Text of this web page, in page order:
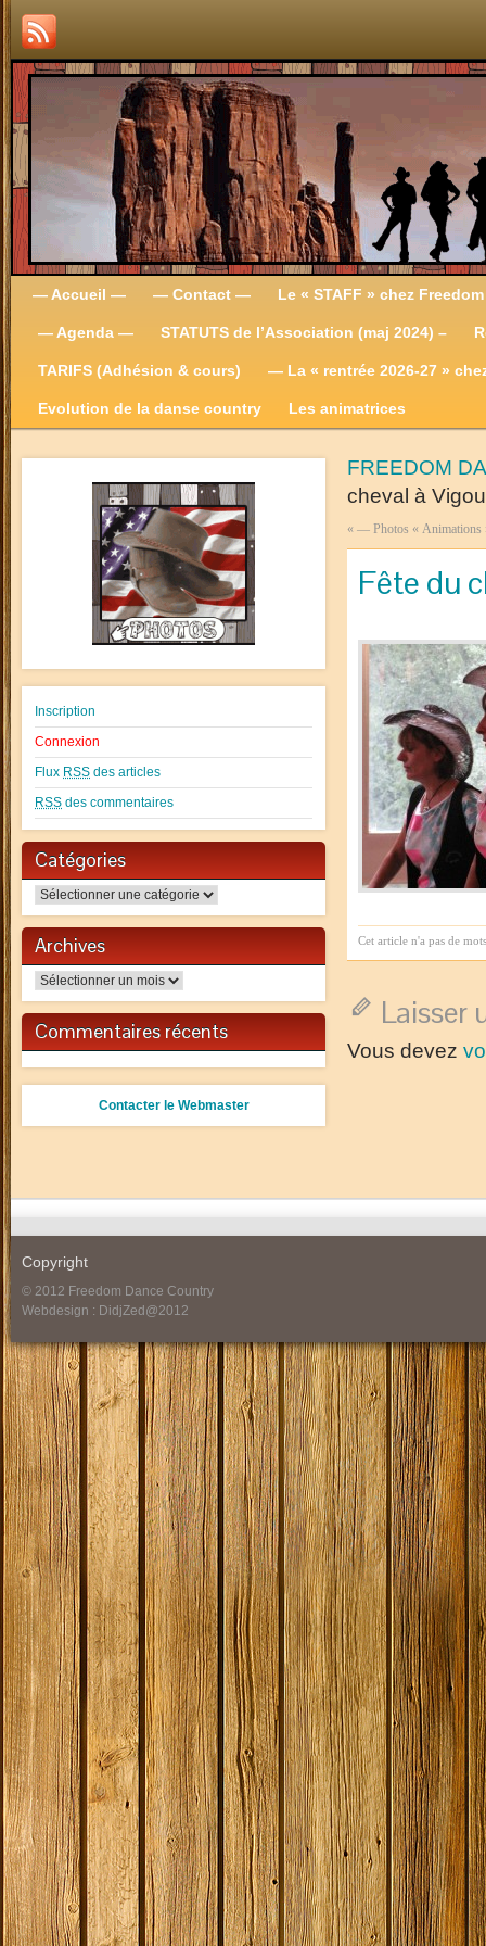
— Accueil — — Contact — Le « STAFF » chez Freedom
— Agenda — STATUTS de l’Association (maj 2024) –
TARIFS (Adhésion & cours) — La « rentrée 2026-27 »
Evolution de la danse country Les animatrices
Inscription
Connexion
Flux RSS des articles
RSS des commentaires
Catégories
Catégories
Archives
Archives
Commentaires récents
Contacter le Webmaster
FREEDOM
cheval à
« — Photos «
Fête du
Cet article n'a pas de
Laisser
Vous devez
Copyright
© 2012 Freedom Dance Country
Webdesign : DidjZed@2012